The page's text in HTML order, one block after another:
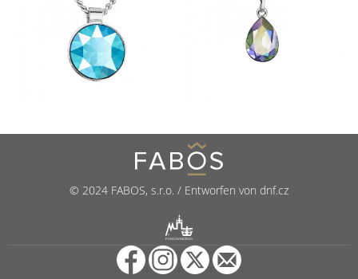
© 2024 FABOS, s.r.o. / Entworfen von dnf.cz
PUNCOVNÍ ÚŘAD